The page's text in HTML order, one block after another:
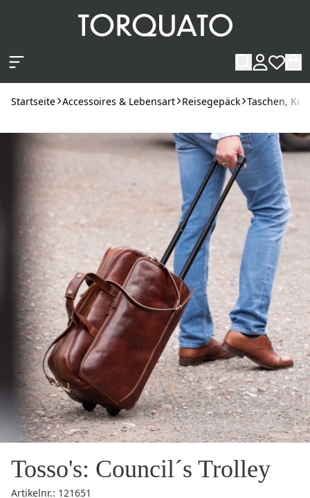
Startseite Accessoires & Lebensart Reisegepäck Taschen,
Tosso's: Council´s Trolley
Artikelnr.: 121651